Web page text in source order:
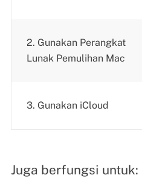
2. Gunakan Perangkat
Lunak Pemulihan Mac
3. Gunakan iCloud
Juga berfungsi untuk: